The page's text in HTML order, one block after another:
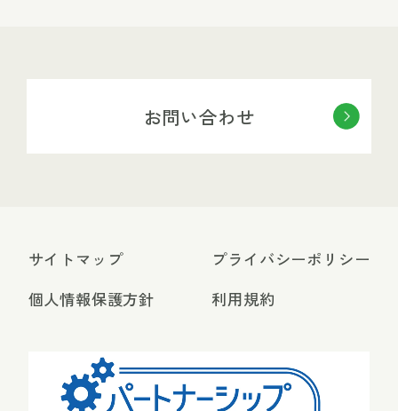
お問い合わせ
サイトマップ
個人情報保護方針
プライバシーポリシー
利用規約